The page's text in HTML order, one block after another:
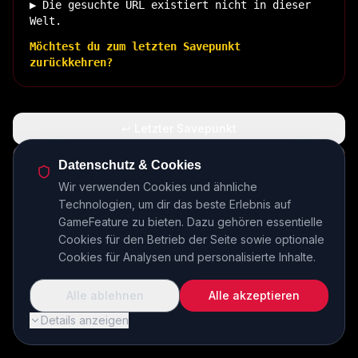
▶ Die gesuchte URL existiert nicht in dieser
Welt.
Möchtest du zum letzten Savepunkt
zurückkehren?
🏠 Zurück zur Basis
INSERT COIN TO CONTINUE...
Datenschutz & Cookies
Wir verwenden Cookies und ähnliche
Technologien, um dir das beste Erlebnis auf
GameFeature zu bieten. Dazu gehören essentielle
Cookies für den Betrieb der Seite sowie optionale
Cookies für Analysen und personalisierte Inhalte.
Details anzeigen
Alle ablehnen Alle akzeptieren